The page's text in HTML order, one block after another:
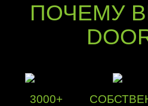
ПОЧЕМУ
3000+